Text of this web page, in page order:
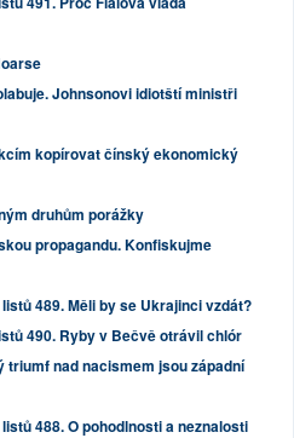
Johnsonovi idiotští ministři
kopírovat čínský ekonomický
druhům porážky
propagandu. Konfiskujme
489. Měli by se Ukrajinci vzdát?
490. Ryby v Bečvě otrávil chlór
triumf nad nacismem jsou západní
488. O pohodlnosti a neznalosti